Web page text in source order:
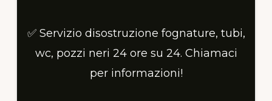
✅ Servizio disostruzione fognature, tubi,
wc, pozzi neri 24 ore su 24. Chiamaci
per informazioni!